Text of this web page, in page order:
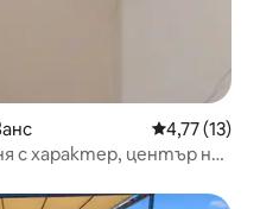
Средна
4,77 (13)
с характер, център на